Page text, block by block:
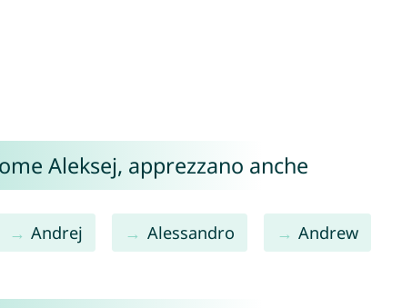
Aleksej, apprezzano anche
Andrej Alessandro Andrew